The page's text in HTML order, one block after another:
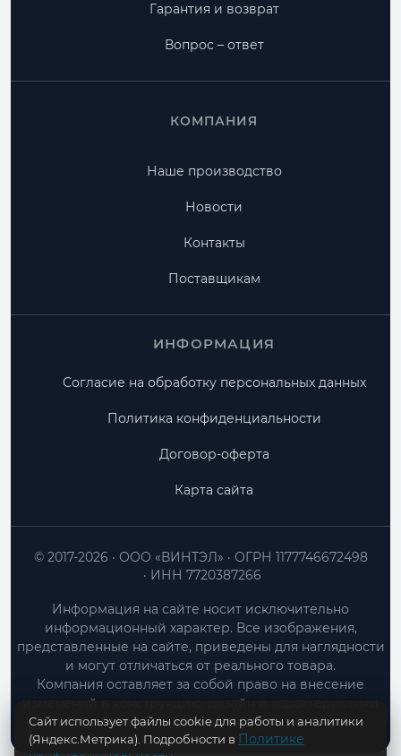
Гарантия и возврат
Вопрос – ответ
КОМПАНИЯ
Наше производство
Новости
Контакты
Поставщикам
ИНФОРМАЦИЯ
Согласие на обработку персональных данных
Политика конфиденциальности
Договор-оферта
Карта сайта
ООО «ВИНТЭЛ»
ОГРН 1177746672498
ИНН 7720387266
© 2017-2026
Информация на сайте носит исключительно
информационный характер. Все изображения,
представленные на сайте, приведены для наглядности
и могут отличаться от реального товара.
Компания оставляет за собой право на внесение
изменений в конструкцию, дизайн и характеристики
товара без предварительного уведомления.
Сайт использует файлы cookie для работы и аналитики
(Яндекс.Метрика). Подробности в Политике